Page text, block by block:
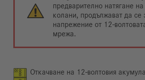
предварително натягане
колани, продължават да се
напрежение от 12-
мрежа.
Откачване на 12-волтовия